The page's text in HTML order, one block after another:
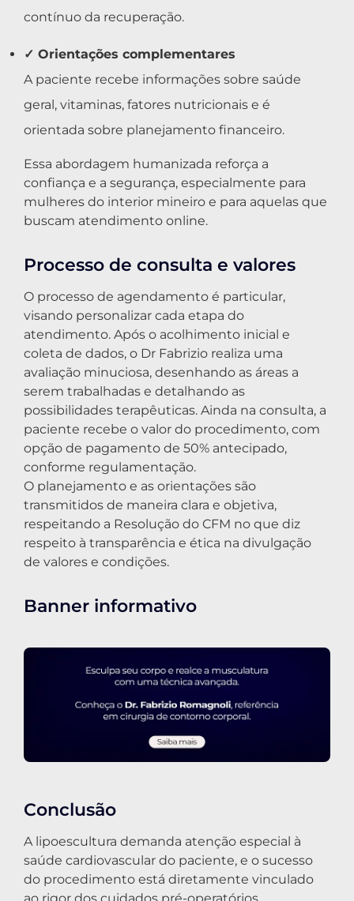
contínuo da recuperação.
✓ Orientações complementares
A paciente recebe informações sobre saúde
geral, vitaminas, fatores nutricionais e é
orientada sobre planejamento financeiro.
Essa abordagem humanizada reforça a
confiança e a segurança, especialmente para
mulheres do interior mineiro e para aquelas que
buscam atendimento online.
Processo de consulta e valores
O processo de agendamento é particular,
visando personalizar cada etapa do
atendimento. Após o acolhimento inicial e
coleta de dados, o Dr Fabrizio realiza uma
avaliação minuciosa, desenhando as áreas a
serem trabalhadas e detalhando as
possibilidades terapêuticas. Ainda na consulta, a
paciente recebe o valor do procedimento, com
opção de pagamento de 50% antecipado,
conforme regulamentação.
O planejamento e as orientações são
transmitidos de maneira clara e objetiva,
respeitando a Resolução do CFM no que diz
respeito à transparência e ética na divulgação
de valores e condições.
Banner informativo
Conclusão
A lipoescultura demanda atenção especial à
saúde cardiovascular do paciente, e o sucesso
do procedimento está diretamente vinculado